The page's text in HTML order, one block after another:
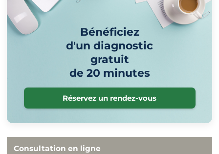
Bénéficiez
d'un diagnostic
gratuit
de 20 minutes
Réservez un rendez-vous
Consultation en ligne